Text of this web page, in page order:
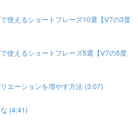
使えるショートフレーズ10選【Ⅴ7の3度
使えるショートフレーズ5選【Ⅴ7の5度
エーションを増やす方法 (3:07)
(4:41)